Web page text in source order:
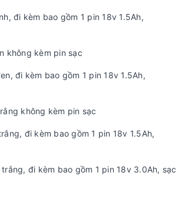
đi kèm bao gồm 1 pin 18v 1.5Ah,
không kèm pin sạc
đi kèm bao gồm 1 pin 18v 1.5Ah,
không kèm pin sạc
đi kèm bao gồm 1 pin 18v 1.5Ah,
trắng, đi kèm bao gồm 1 pin 18v 3.0Ah, sạc